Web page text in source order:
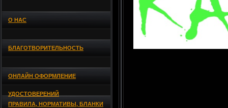
О НАС
БЛАГОТВОРИТЕЛЬНОСТЬ
ОНЛАЙН ОФОРМЛЕНИЕ
УДОСТОВЕРЕНИЙ
ПРАВИЛА, НОРМАТИВЫ, БЛАНКИ